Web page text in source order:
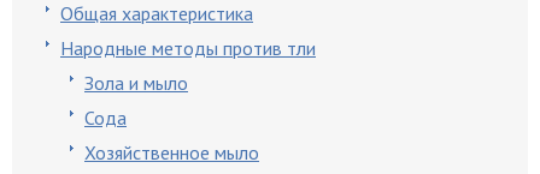
Общая характеристика
Народные методы против тли
Зола и мыло
Сода
Хозяйственное мыло